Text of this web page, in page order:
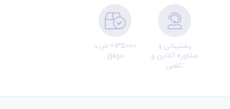
پشتیبانی و
مشاوره آنلاین و
تلفنی
135000+ خرید
موفق